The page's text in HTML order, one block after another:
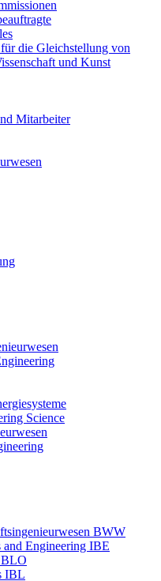
die Gleichstellung von
und Kunst
Mitarbeiter
Science
BWW
and Engineering IBE
IBL